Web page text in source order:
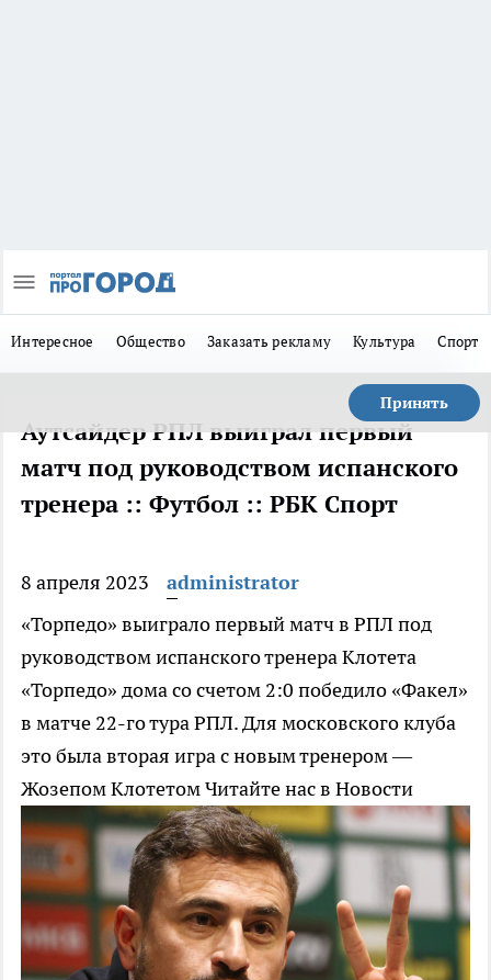
Интересное Общество Заказать рекламу Культура Спорт
Принять
Аутсайдер РПЛ выиграл первый
матч под руководством испанского
тренера :: Футбол :: РБК Спорт
8 апреля 2023
administrator
«Торпедо» выиграло первый матч в РПЛ под
руководством испанского тренера Клотета
«Торпедо» дома со счетом 2:0 победило «Факел»
в матче 22-го тура РПЛ. Для московского клуба
это была вторая игра с новым тренером —
Жозепом КлотетомЧитайте нас в Новости